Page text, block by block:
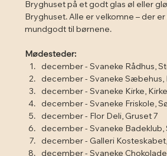
Bryghuset på et godt glas øl eller
Bryghuset. Alle er velkomne – der
mundgodt til børnene.
Mødesteder:
december - Svaneke Rådhus,
december - Svaneke Sæbehus,
december - Svaneke Kirke,
december - Svaneke Friskole,
december - Flor Deli, Gruset 7
december - Svaneke Badeklub,
december - Galleri
december - Svaneke